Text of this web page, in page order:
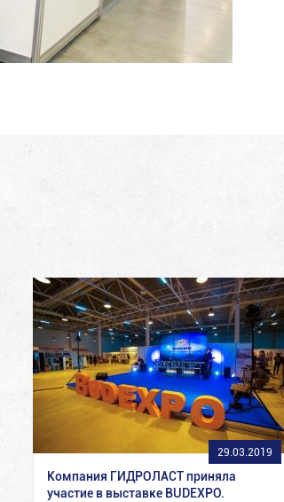
29.03.2019
Компания ГИДРОЛАСТ приняла
участие в выставке BUDEXPO.